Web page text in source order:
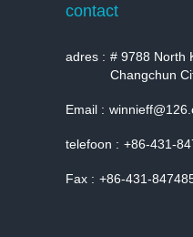
contact
adres : # 9788 North
Changchun
Email :
telefoon : +86-431-
Fax : +86-431-